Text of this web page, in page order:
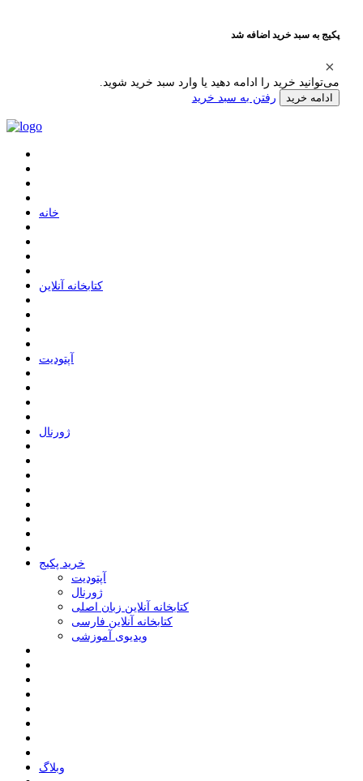
پکیج به سبد خرید اضافه شد
می‌توانید خرید را ادامه دهید یا وارد سبد خرید شوید.
ادامه خرید رفتن به سبد خرید
ﺧﺎﻧﻪ
ﮐﺘﺎﺑﺨﺎﻧﻪ ﺁﻧﻼﯾﻦ
ﺁﭘﺘﻮﺩﯾﺖ
ﮊﻭﺭﻧﺎﻝ
خرید پکیج
ﺁﭘﺘﻮﺩﯾﺖ
ﮊﻭﺭﻧﺎﻝ
کتابخانه آنلاین زبان اصلی
کتابخانه آنلاین فارسی
ویدیوی آموزشی
وبلاگ